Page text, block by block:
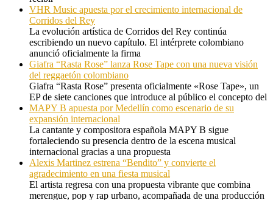
VHR Music apuesta por el crecimiento internacional de
Corridos del Rey
La evolución artística de Corridos del Rey continúa
escribiendo un nuevo capítulo. El intérprete colombiano
anunció oficialmente la firma
Giafra “Rasta Rose” lanza Rose Tape con una nueva visión
del reggaetón colombiano
Giafra “Rasta Rose” presenta oficialmente «Rose Tape», un
EP de siete canciones que introduce al público el concepto del
MAPY B apuesta por Medellín como escenario de su
expansión internacional
La cantante y compositora española MAPY B sigue
fortaleciendo su presencia dentro de la escena musical
internacional gracias a una propuesta
Alexis Martinez estrena “Bendito” y convierte el
agradecimiento en una fiesta musical
El artista regresa con una propuesta vibrante que combina
merengue, pop y rap urbano, acompañada de una producción